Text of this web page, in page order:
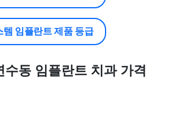
템 임플란트 제품 등급
수동 임플란트 치과 가격